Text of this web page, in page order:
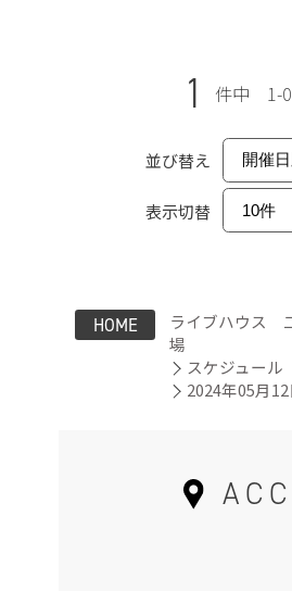
1 件中 1-0
並び替え
表示切替
HOME
ライブハウス
場
スケジュール
2024年05月